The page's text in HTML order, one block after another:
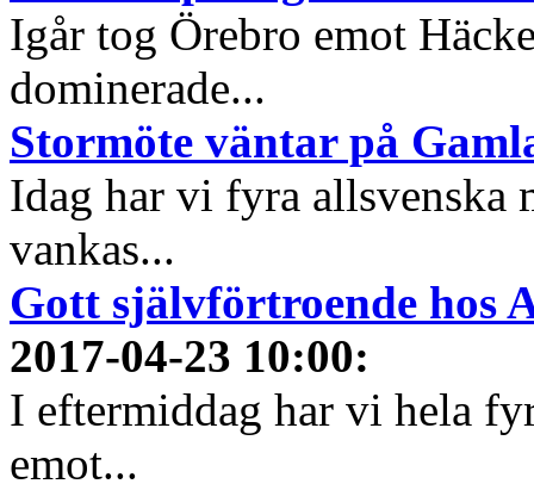
Igår tog Örebro emot
dominerade...
Stormöte väntar på
Idag har vi fyra allsvenska
vankas...
Gott självförtroende hos
2017-04-23 10:00:
I eftermiddag har vi hela
emot...